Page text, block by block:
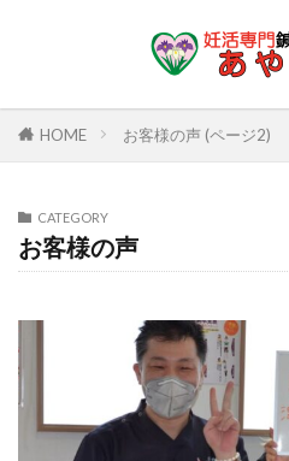
HOME お客様の声 (ページ2)
CATEGORY
お客様の声